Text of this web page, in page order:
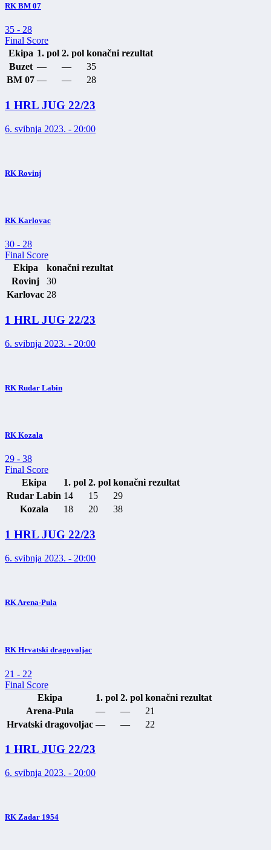
RK BM 07
35 - 28
Final Score
Ekipa 1. pol 2. pol konačni rezultat
Buzet — —
35
BM 07 — — 28
1 HRL JUG 22/23
6. svibnja 2023. - 20:00
RK Rovinj
RK Karlovac
30 - 28
Final Score
Ekipa
konačni rezultat
Rovinj
30
Karlovac 28
1 HRL JUG 22/23
6. svibnja 2023. - 20:00
RK Rudar Labin
RK Kozala
29 - 38
Final Score
Ekipa
1. pol 2. pol konačni rezultat
Rudar Labin 14 15
29
Kozala
18 20 38
1 HRL JUG 22/23
6. svibnja 2023. - 20:00
RK Arena-Pula
RK Hrvatski dragovoljac
21 - 22
Final Score
Ekipa
1. pol 2. pol konačni rezultat
Arena-Pula
— —
21
Hrvatski dragovoljac — — 22
1 HRL JUG 22/23
6. svibnja 2023. - 20:00
RK Zadar 1954